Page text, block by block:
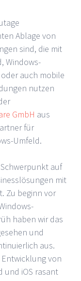
Ablage von
sind, die mit
Windows-
auch mobile
nutzen
GmbH aus
für
Umfeld.
auf
mit
Zu beginn vor
haben wir das
und
aus.
von
und iOS rasant